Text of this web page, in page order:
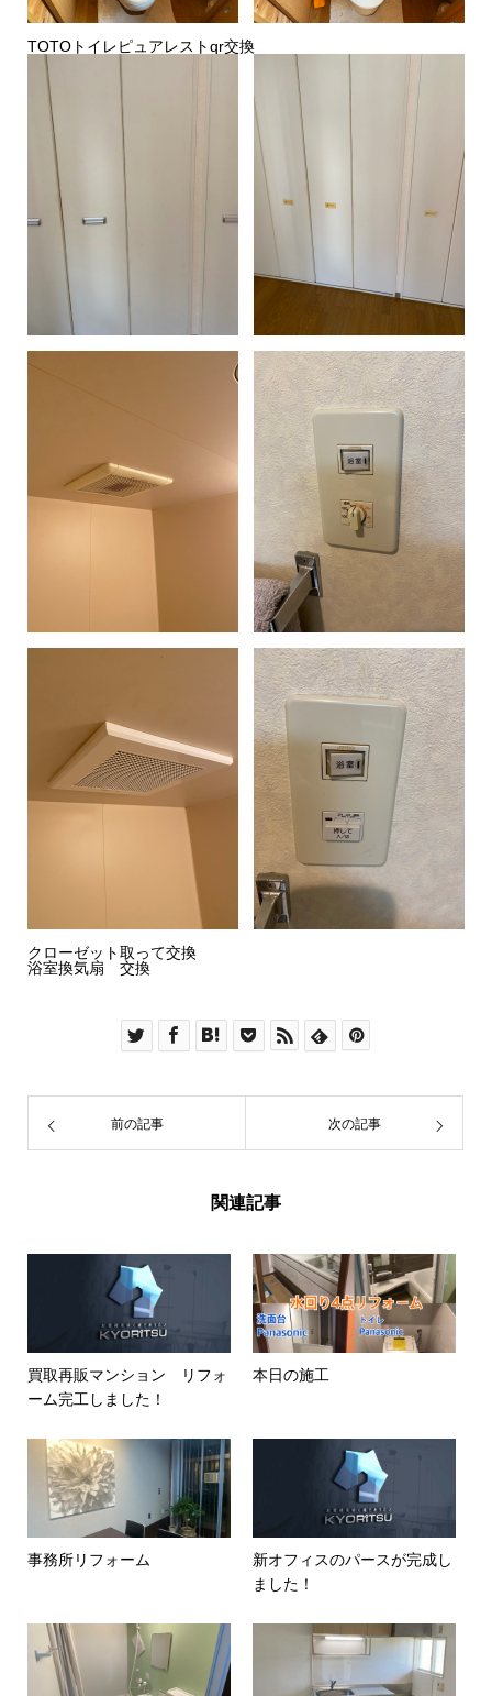
TOTOトイレピュアレストqr交換
クローゼット取って交換
浴室換気扇 交換
前の記事 次の記事
関連記事
買取再販マンション リフォ
ーム完工しました！
本日の施工
事務所リフォーム
新オフィスのパースが完成し
ました！